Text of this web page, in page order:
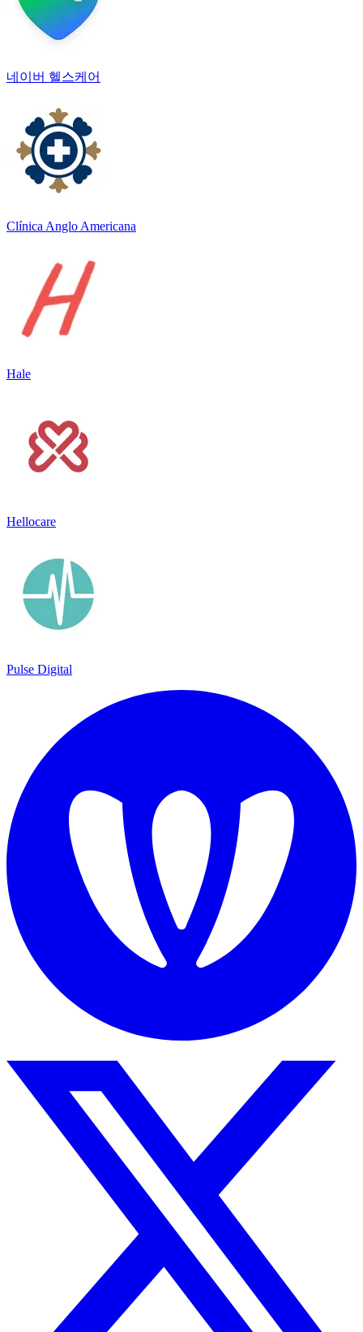
네이버 헬스케어
Clínica Anglo Americana
Hale
Hellocare
Pulse Digital